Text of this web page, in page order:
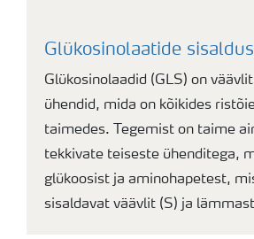
Glükosinolaatide
Glükosinolaadid (GLS) on
ühendid, mida on kõikides
taimedes. Tegemist on taime
tekkivate teiseste ühenditega,
glükoosist ja aminohapetest,
sisaldavat väävlit (S) ja